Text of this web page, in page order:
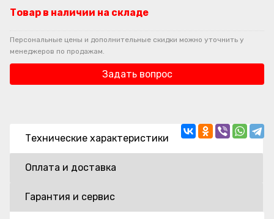
Товар в наличии на складе
Персональные цены и дополнительные скидки можно уточнить у
менеджеров по продажам.
Задать вопрос
Технические характеристики
Оплата и доставка
Гарантия и сервис